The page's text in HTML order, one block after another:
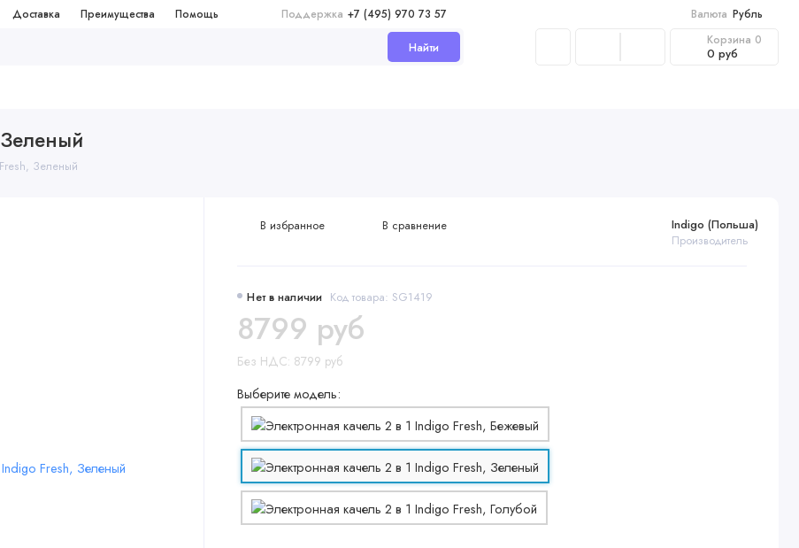
Доставка Преимущества Помощь Поддержка +7 (495) 970 73 57 Валюта Рубль
Найти Корзина 0
0 руб
Зеленый
Нет в наличии Код товара: SG1419
Indigo (Польша)
Производитель
8799 руб
Без НДС: 8799 руб
Выберите модель:
В избранное В сравнение